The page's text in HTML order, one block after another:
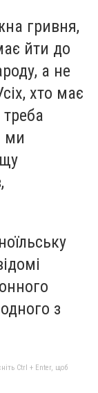
гривня,
йти до
а не
хто має
ми
з
Ctrl + Enter, щоб